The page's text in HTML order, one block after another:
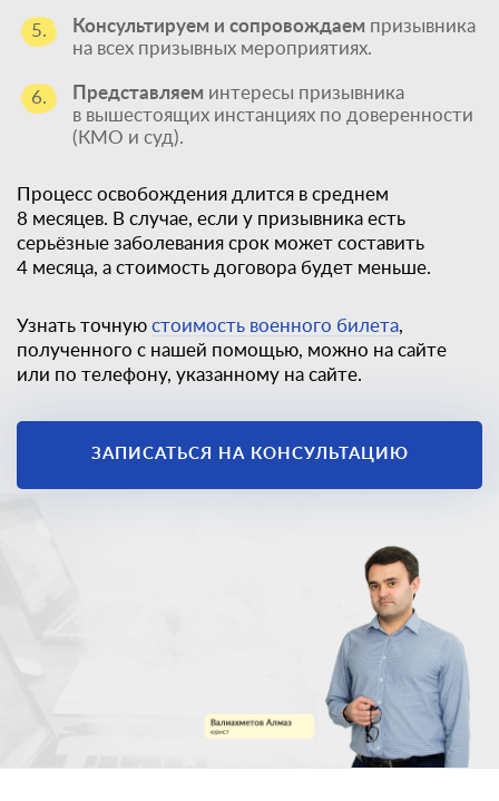
Единственный
законный способ
5. Консультируем и сопровождаем призывника
на всех призывных мероприятиях.
6. Представляем интересы призывника
в вышестоящих инстанциях по доверенности
(КМО и суд).
Процесс освобождения длится в среднем
8 месяцев. В случае, если у призывника есть
серьёзные заболевания срок может составить
4 месяца, а стоимость договора будет меньше.
Узнать точную стоимость военного билета,
полученного с нашей помощью, можно на сайте
или по телефону, указанному на сайте.
ЗАПИСАТЬСЯ НА КОНСУЛЬТАЦИЮ